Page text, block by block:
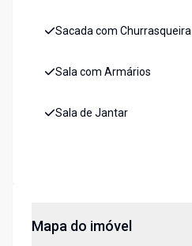
Sacada com Churrasqueira
Sala com Armários
Sala de Jantar
Mapa do imóvel